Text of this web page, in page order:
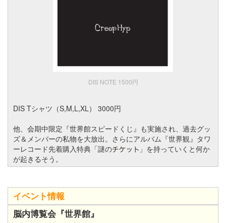
DIS NOTE 1500円
DIS Tシャツ（S,M,L,XL） 3000円
他、会期中限定『世界館スピードくじ』も実施され、過去グッ
ズ＆メンバーの私物を大放出。さらにアルバム『世界観』タワ
ーレコード先着購入特典「謎の
」を持っていくと何か
が起きるそう。
イベント情報
脳内博覧会『世界館』